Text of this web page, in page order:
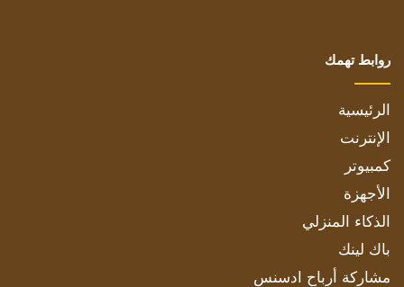
روابط تهمك
الرئيسية
الإنترنت
كمبيوتر
الأجهزة
الذكاء المنزلي
باك لينك
مشاركة أرباح ادسنس